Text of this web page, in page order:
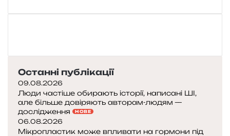
я
з
о
в
и
р
і
ш
д
в
ю
ч
о
м
у
н
Останні публікації
09.08.2026
Люди частіше обирають історії, написані ШІ,
але більше довіряють авторам-людям —
дослідження
НОВЕ
06.08.2026
Мікропластик може впливати на гормони під